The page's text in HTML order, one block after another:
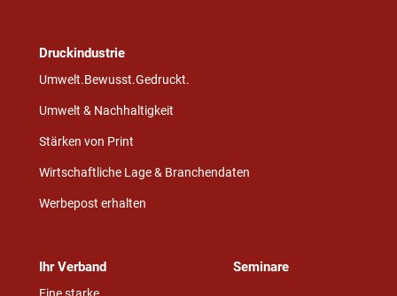
Druckindustrie
Umwelt.Bewusst.Gedruckt.
Umwelt & Nachhaltigkeit
Stärken von Print
Wirtschaftliche Lage & Branchendaten
Werbepost erhalten
Ihr Verband Seminare